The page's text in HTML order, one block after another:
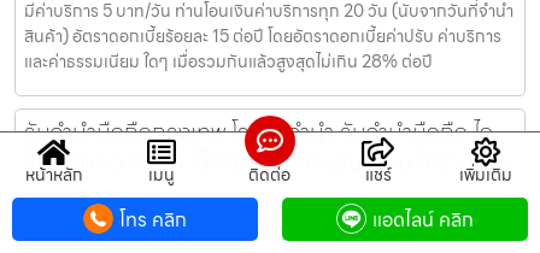
แบตเตอรี่มาให้ครบ เงื่อนไขการให้บริการ แจ้งความประสงค์ของท่าน แจ้ง
ความประสงค์ของท่านว่าต้องการนำสินค้าชนิดใดมาจำนำ โดยแจ้งรุ่น
สินค้า และ ประเมินราคาสินค้าในเบื้องต้น กำหนดสถานที่นัดพบ กำหนด
สถานที่นัดพบ โดยผู้จำนำต้องเตรียมเอกสาร สำเนาบัตรประชาชน เซ็นต์
รับรองสำเนา เพื่อยืนยันการเป็นเจ้าของสินค้า ตรวจสอบสภาพ ตีราคา และ
รับเงินสดทันที ระยะเวลาผ่อนชำระตั้งแต่ 60 วันขึ้นไป และสูงสุด 60 เดือน
อัตราดอกเบี้ยต่อปีไม่เกิน 15% ตามที่กฏหมายกำหนด เงิน 1,000 บาท จะ
มีค่าบริการ 5 บาท/วัน ท่านโอนเงินค่าบริการทุก 20 วัน (นับจากวันที่จำนำ
สินค้า) อัตราดอกเบี้ยร้อยละ 15 ต่อปี โดยอัตราดอกเบี้ยค่าปรับ ค่าบริการ
หน้าหลัก เมนู ติดต่อ แชร์ เพิ่มเติม
โทร คลิก แอดไลน์ คลิก